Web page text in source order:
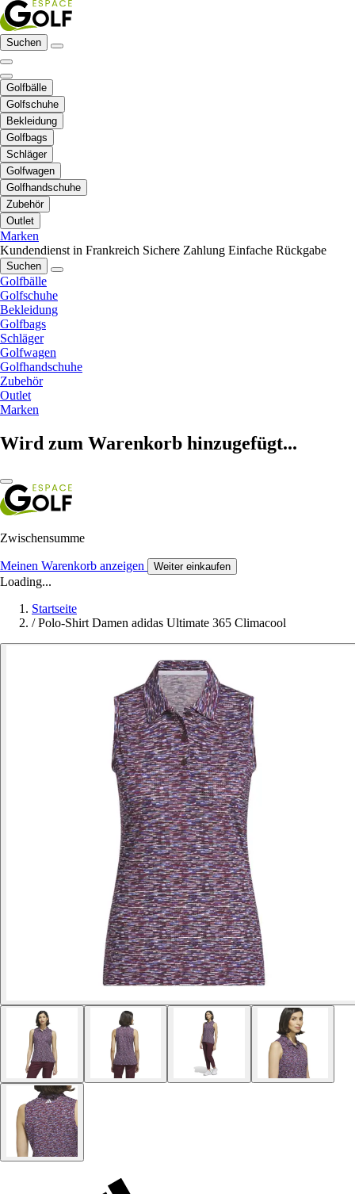
Suchen
Golfbälle
Golfschuhe
Bekleidung
Golfbags
Schläger
Golfwagen
Golfhandschuhe
Zubehör
Outlet
Marken
Kundendienst in Frankreich Sichere Zahlung Einfache Rückgabe
Suchen
Golfbälle
Golfschuhe
Bekleidung
Golfbags
Schläger
Golfwagen
Golfhandschuhe
Zubehör
Outlet
Marken
Wird zum Warenkorb hinzugefügt...
Zwischensumme
Meinen Warenkorb anzeigen Weiter einkaufen
Loading...
Startseite
/ Polo-Shirt Damen adidas Ultimate 365 Climacool